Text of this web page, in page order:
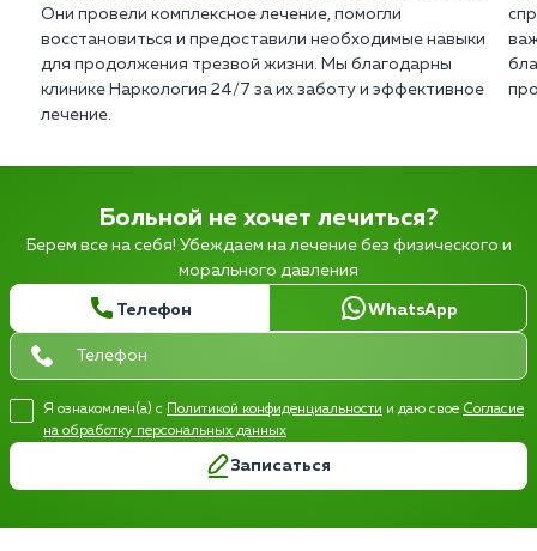
Они провели комплексное лечение, помогли
восстановиться и предоставили необходимые навыки
для продолжения трезвой жизни. Мы благодарны
клинике Наркология 24/7 за их заботу и эффективное
лечение.
Больной не хочет лечиться?
Берем все на себя! Убеждаем на лечение без физического и
морального давления
Телефон WhatsApp
Я ознакомлен(а) с Политикой конфиденциальности и даю свое Согласие
на обработку персональных данных
Записаться